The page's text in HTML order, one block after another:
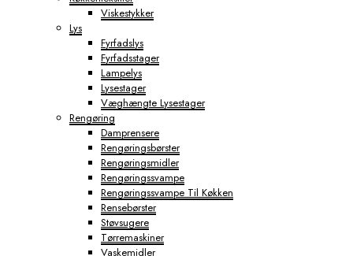
Viskestykker
Lys
Fyrfadslys
Fyrfadsstager
Lampelys
Lysestager
Væghængte Lysestager
Rengøring
Damprensere
Rengøringsbørster
Rengøringsmidler
Rengøringssvampe
Rengøringssvampe Til Køkken
Rensebørster
Støvsugere
Tørremaskiner
Vaskemidler